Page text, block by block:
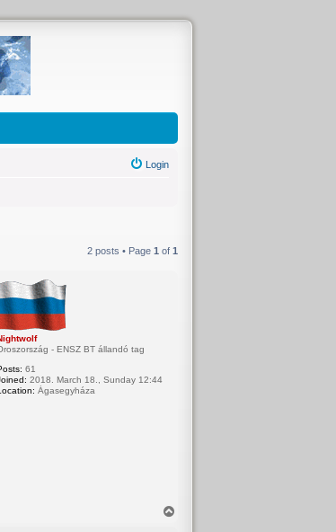
Login
2 posts • Page 1 of 1
- ENSZ BT állandó tag
61
2018. March 18., Sunday 12:44
Ágasegyháza